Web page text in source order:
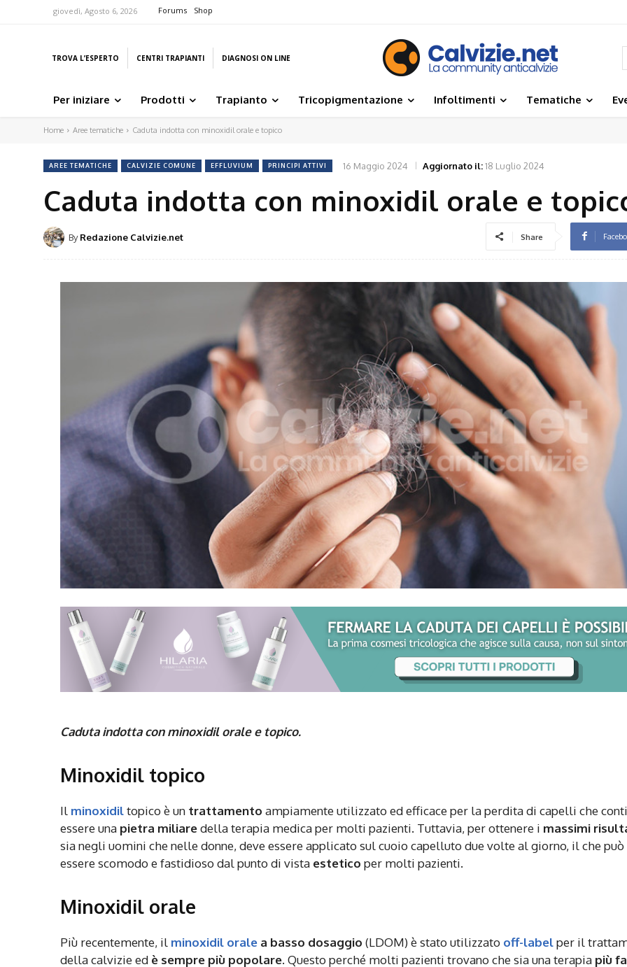
giovedì, Agosto 6, 2026 Forums Shop
TROVA L’ESPERTO CENTRI TRAPIANTI DIAGNOSI ON LINE
Per iniziare Prodotti Trapianto Tricopigmentazione Infoltimenti Tematiche
Home Aree tematiche Caduta indotta con minoxidil orale e topico
AREE TEMATICHE CALVIZIE COMUNE EFFLUVIUM PRINCIPI ATTIVI 16 Maggio 2024 Aggiornato il:18 Luglio 2024
Caduta indotta con minoxidil orale e
By Redazione Calvizie.net Share
Caduta indotta con minoxidil orale e topico.
Minoxidil topico
Il minoxidiltopico è un trattamento ampiamente utilizzato ed efficace per la perdita di capelli che
essere una pietra miliaredella terapia medica per molti pazienti. Tuttavia, per ottenere i massimi
sia negli uomini che nelle donne, deve essere applicato sul cuoio capelluto due volte al giorno, il che può
essere scomodo e fastidioso dal punto di vista estetico per molti pazienti.
Minoxidil orale
Più recentemente, il minoxidil orale a basso dosaggio (LDOM) è stato utilizzato off-labelper il
della calvizie ed è sempre più popolare. Questo perché molti pazienti trovano che sia una terapia più